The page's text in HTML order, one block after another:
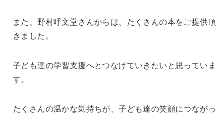
また、野村呼文堂さんからは、たくさんの本をご提供頂
きました。
子ども達の学習支援へとつなげていきたいと思っていま
す。
たくさんの温かな気持ちが、子ども達の笑顔につながっ